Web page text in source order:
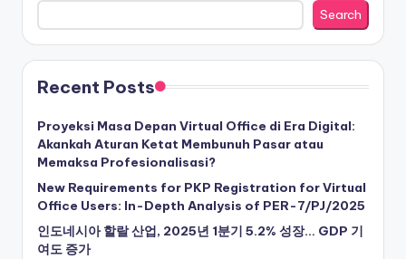
Search
Recent Posts
Proyeksi Masa Depan Virtual Office di Era Digital:
Akankah Aturan Ketat Membunuh Pasar atau
Memaksa Profesionalisasi?
New Requirements for PKP Registration for Virtual
Office Users: In-Depth Analysis of PER-7/PJ/2025
인도네시아 할랄 산업, 2025년 1분기 5.2% 성장… GDP 기
여도 증가